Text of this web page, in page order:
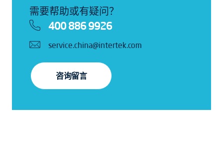
需要帮助或有疑问？
400 886 9926
service.china@intertek.com
咨询留言